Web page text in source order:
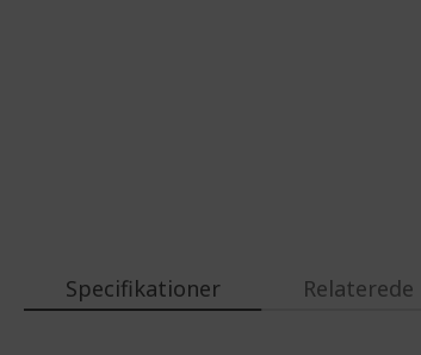
Specifikationer